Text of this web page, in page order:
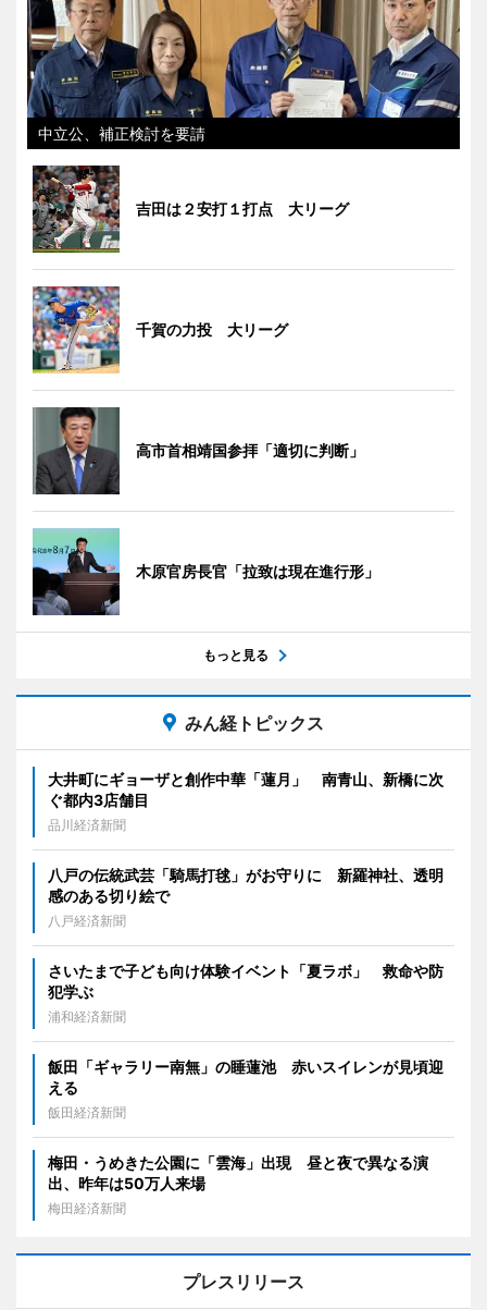
中立公、補正検討を要請
吉田は２安打１打点 大リーグ
千賀の力投 大リーグ
高市首相靖国参拝「適切に判断」
木原官房長官「拉致は現在進行形」
もっと見る
みん経トピックス
大井町にギョーザと創作中華「蓮月」 南青山、新橋に次
ぐ都内3店舗目
品川経済新聞
八戸の伝統武芸「騎馬打毬」がお守りに 新羅神社、透明
感のある切り絵で
八戸経済新聞
さいたまで子ども向け体験イベント「夏ラボ」 救命や防
犯学ぶ
浦和経済新聞
飯田「ギャラリー南無」の睡蓮池 赤いスイレンが見頃迎
える
飯田経済新聞
梅田・うめきた公園に「雲海」出現 昼と夜で異なる演
出、昨年は50万人来場
梅田経済新聞
プレスリリース